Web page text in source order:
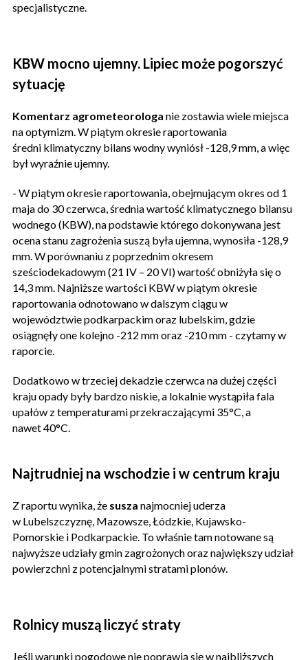
specjalistyczne.
KBW mocno ujemny. Lipiec może pogorszyć
sytuację
Komentarz agrometeorologa nie zostawia wiele miejsca
na optymizm. W piątym okresie raportowania
średni klimatyczny bilans wodny wyniósł -128,9 mm, a więc
był wyraźnie ujemny.
- W piątym okresie raportowania, obejmującym okres od 1
maja do 30 czerwca, średnia wartość klimatycznego bilansu
wodnego (KBW), na podstawie którego dokonywana jest
ocena stanu zagrożenia suszą była ujemna, wynosiła -128,9
mm. W porównaniu z poprzednim okresem
sześciodekadowym (21 IV – 20 VI) wartość obniżyła się o
14,3 mm. Najniższe wartości KBW w piątym okresie
raportowania odnotowano w dalszym ciągu w
województwie podkarpackim oraz lubelskim, gdzie
osiągnęły one kolejno -212 mm oraz -210 mm - czytamy w
raporcie.
Dodatkowo w trzeciej dekadzie czerwca na dużej części
kraju opady były bardzo niskie, a lokalnie wystąpiła fala
upałów z temperaturami przekraczającymi 35°C, a
nawet 40°C.
Najtrudniej na wschodzie i w centrum kraju
Z raportu wynika, że susza najmocniej uderza
w Lubelszczyznę, Mazowsze, Łódzkie, Kujawsko-
Pomorskie i Podkarpackie. To właśnie tam notowane są
najwyższe udziały gmin zagrożonych oraz największy udział
powierzchni z potencjalnymi stratami plonów.
Rolnicy muszą liczyć straty
Jeśli warunki pogodowe nie poprawią się w najbliższych